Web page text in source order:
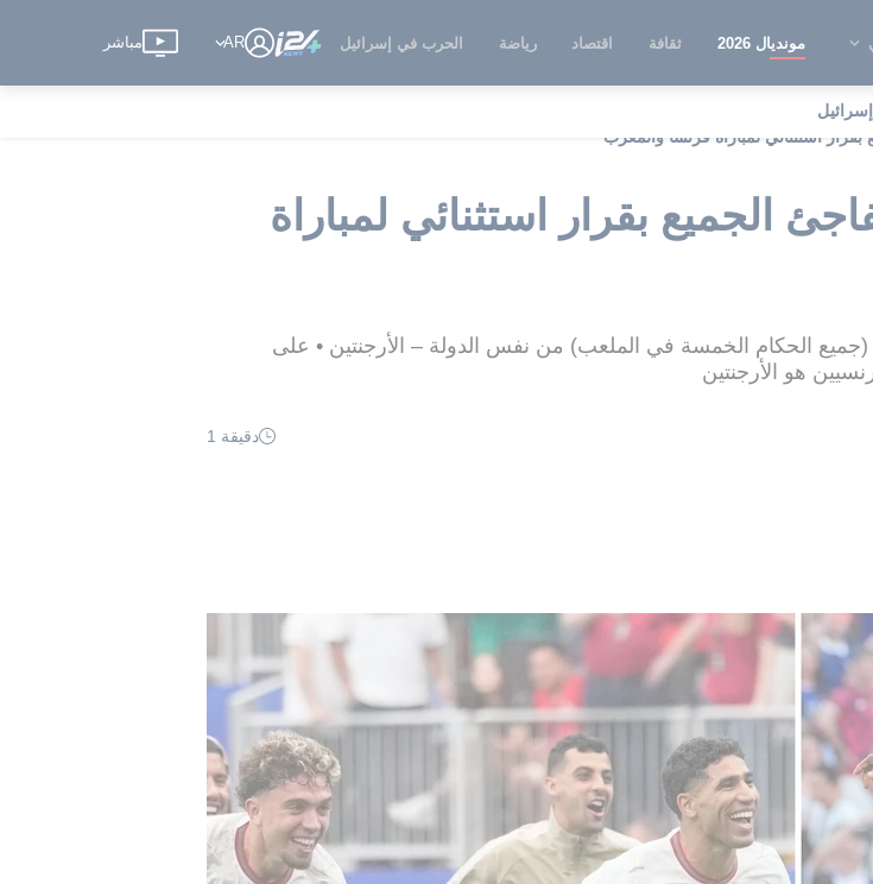
مونديال 2026 ثقافة اقتصاد رياضة الحرب في إسرائيل AR مباشر
استثنائي لمباراة فرنسا والمغرب
الجميع بقرار استثنائي لمباراة
الحكام الخمسة في الملعب) من نفس الدولة – الأرجنتين • على
هو الأرجنتين
دقيقة 1